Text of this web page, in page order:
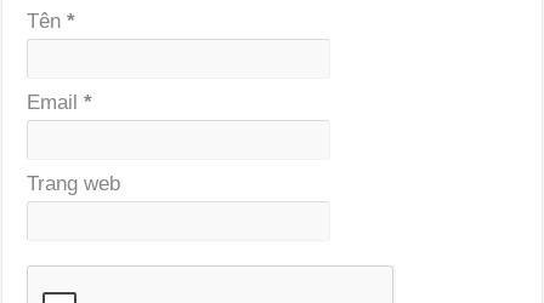
Tên*
Email*
Trang web